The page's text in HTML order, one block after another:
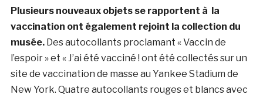
Plusieurs nouveaux objets se rapportent à la
vaccination ont également rejoint la collection du
musée.Des autocollants proclamant « Vaccin de
l’espoir » et « J’ai été vacciné ! ont été collectés sur un
site de vaccination de masse au Yankee Stadium de
New York. Quatre autocollants rouges et blancs avec